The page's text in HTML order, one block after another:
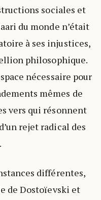
sociales et
du monde n’était
à ses injustices,
philosophique.
nécessaire pour
mêmes de
vers qui résonnent
rejet radical des
différentes,
de Dostoïevski et